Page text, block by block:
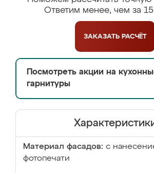
Ответим менее, чем за
ЗАКАЗАТЬ РАСЧЁТ
Посмотреть акции на
гарнитуры
Материал фасадов: с
фотопечати